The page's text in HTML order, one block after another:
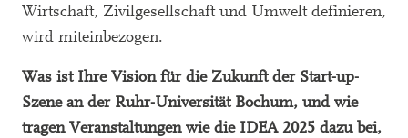
Wirtschaft, Zivilgesellschaft und Umwelt definieren,
wird miteinbezogen.
Was ist Ihre Vision für die Zukunft der Start-up-
Szene an der Ruhr-Universität Bochum, und wie
tragen Veranstaltungen wie die IDEA 2025 dazu bei,